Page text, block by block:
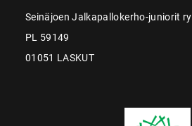
Seinäjoen Jalkapallokerho-juniorit ry
PL 59149
01051 LASKUT